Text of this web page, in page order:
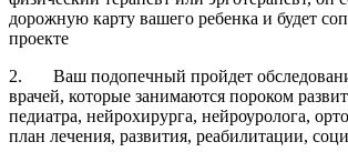
дорожную карту вашего ребенка и будет
проекте
2. Ваш подопечный пройдет
врачей, которые занимаются пороком
педиатра, нейрохирурга, нейроуролога,
план лечения, развития, реабилитации,